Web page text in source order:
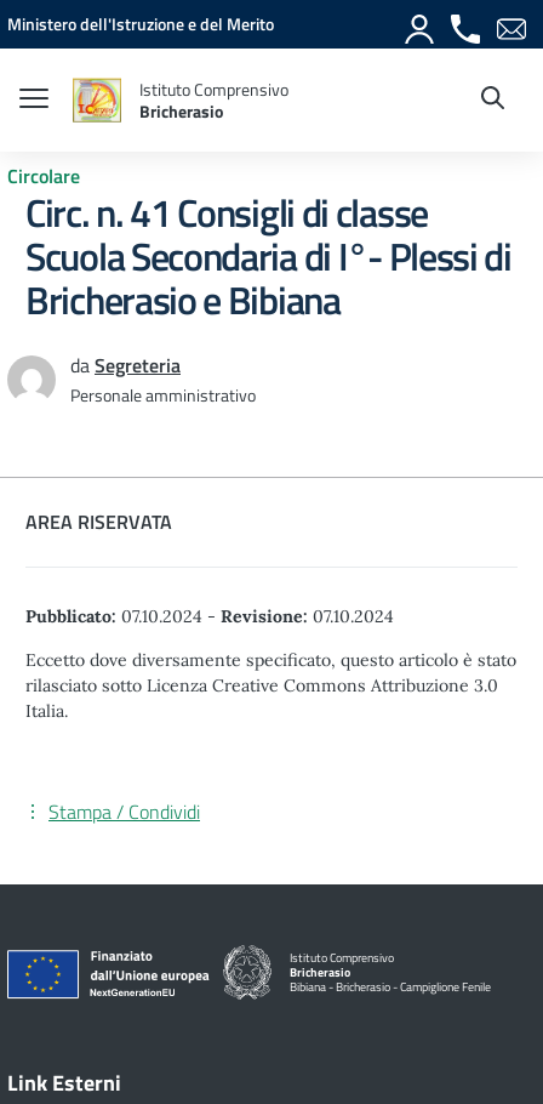
Vai ai contenuti
Vai al menu di navigazione
Vai al footer
Ministero dell'Istruzione e del Merito
Istituto Comprensivo
Bricherasio
Circolare
Circ. n. 41 Consigli di classe
Scuola Secondaria di I°- Plessi di
Bricherasio e Bibiana
daSegreteria
Personale amministrativo
AREA RISERVATA
Pubblicato: 07.10.2024 - Revisione: 07.10.2024
Eccetto dove diversamente specificato, questo articolo è stato
rilasciato sotto Licenza Creative Commons Attribuzione 3.0
Italia.
Stampa / Condividi
Istituto Comprensivo
Bricherasio
Bibiana - Bricherasio - Campiglione Fenile
Link Esterni